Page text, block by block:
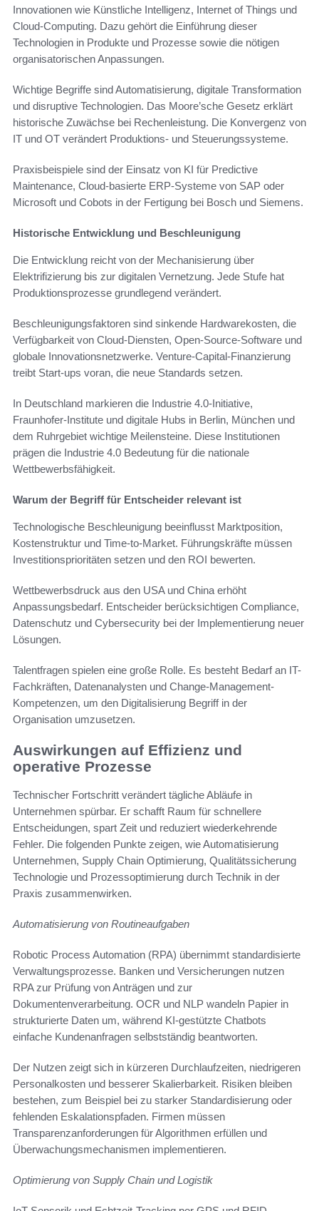
Innovationen wie Künstliche Intelligenz, Internet of Things und
Cloud-Computing. Dazu gehört die Einführung dieser
Technologien in Produkte und Prozesse sowie die nötigen
organisatorischen Anpassungen.
Wichtige Begriffe sind Automatisierung, digitale Transformation
und disruptive Technologien. Das Moore’sche Gesetz erklärt
historische Zuwächse bei Rechenleistung. Die Konvergenz von
IT und OT verändert Produktions- und Steuerungssysteme.
Praxisbeispiele sind der Einsatz von KI für Predictive
Maintenance, Cloud-basierte ERP-Systeme von SAP oder
Microsoft und Cobots in der Fertigung bei Bosch und Siemens.
Historische Entwicklung und Beschleunigung
Die Entwicklung reicht von der Mechanisierung über
Elektrifizierung bis zur digitalen Vernetzung. Jede Stufe hat
Produktionsprozesse grundlegend verändert.
Beschleunigungsfaktoren sind sinkende Hardwarekosten, die
Verfügbarkeit von Cloud-Diensten, Open-Source-Software und
globale Innovationsnetzwerke. Venture-Capital-Finanzierung
treibt Start-ups voran, die neue Standards setzen.
In Deutschland markieren die Industrie 4.0-Initiative,
Fraunhofer-Institute und digitale Hubs in Berlin, München und
dem Ruhrgebiet wichtige Meilensteine. Diese Institutionen
prägen die Industrie 4.0 Bedeutung für die nationale
Wettbewerbsfähigkeit.
Warum der Begriff für Entscheider relevant ist
Technologische Beschleunigung beeinflusst Marktposition,
Kostenstruktur und Time-to-Market. Führungskräfte müssen
Investitionsprioritäten setzen und den ROI bewerten.
Wettbewerbsdruck aus den USA und China erhöht
Anpassungsbedarf. Entscheider berücksichtigen Compliance,
Datenschutz und Cybersecurity bei der Implementierung neuer
Lösungen.
Talentfragen spielen eine große Rolle. Es besteht Bedarf an IT-
Fachkräften, Datenanalysten und Change-Management-
Kompetenzen, um den Digitalisierung Begriff in der
Organisation umzusetzen.
Auswirkungen auf Effizienz und
operative Prozesse
Technischer Fortschritt verändert tägliche Abläufe in
Unternehmen spürbar. Er schafft Raum für schnellere
Entscheidungen, spart Zeit und reduziert wiederkehrende
Fehler. Die folgenden Punkte zeigen, wie Automatisierung
Unternehmen, Supply Chain Optimierung, Qualitätssicherung
Technologie und Prozessoptimierung durch Technik in der
Praxis zusammenwirken.
Automatisierung von Routineaufgaben
Robotic Process Automation (RPA) übernimmt standardisierte
Verwaltungsprozesse. Banken und Versicherungen nutzen
RPA zur Prüfung von Anträgen und zur
Dokumentenverarbeitung. OCR und NLP wandeln Papier in
strukturierte Daten um, während KI-gestützte Chatbots
einfache Kundenanfragen selbstständig beantworten.
Der Nutzen zeigt sich in kürzeren Durchlaufzeiten, niedrigeren
Personalkosten und besserer Skalierbarkeit. Risiken bleiben
bestehen, zum Beispiel bei zu starker Standardisierung oder
fehlenden Eskalationspfaden. Firmen müssen
Transparenzanforderungen für Algorithmen erfüllen und
Überwachungsmechanismen implementieren.
Optimierung von Supply Chain und Logistik